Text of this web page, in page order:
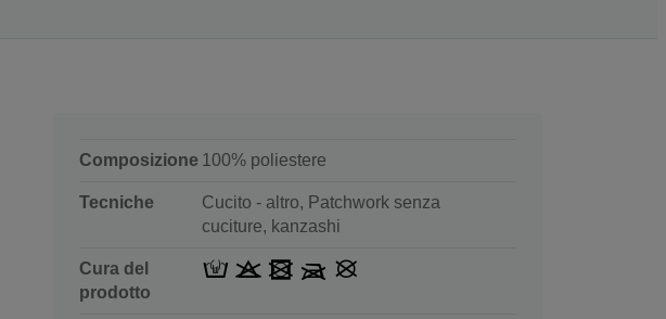
Composizione 100% poliestere
Tecniche
Cucito - altro, Patchwork senza
cuciture, kanzashi
Cura del
prodotto